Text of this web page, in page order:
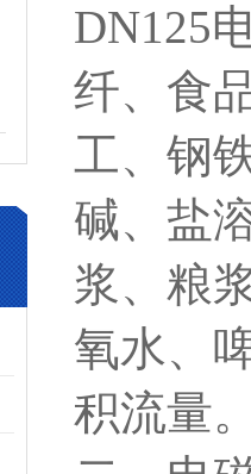
DN125
纤、食
工、钢
碱、盐
浆、粮
氧水、
积流量